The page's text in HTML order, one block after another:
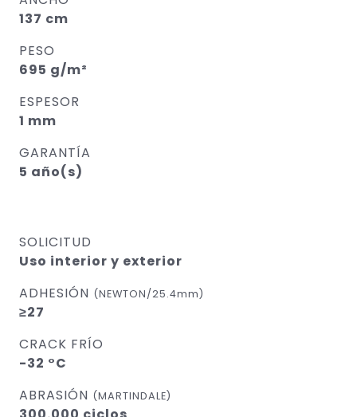
137 cm
PESO
695 g/m²
ESPESOR
1 mm
GARANTÍA
5 año(s)
SOLICITUD
Uso interior y exterior
ADHESIÓN (NEWTON/25.4mm)
≥27
CRACK FRÍO
-32 °C
ABRASIÓN (MARTINDALE)